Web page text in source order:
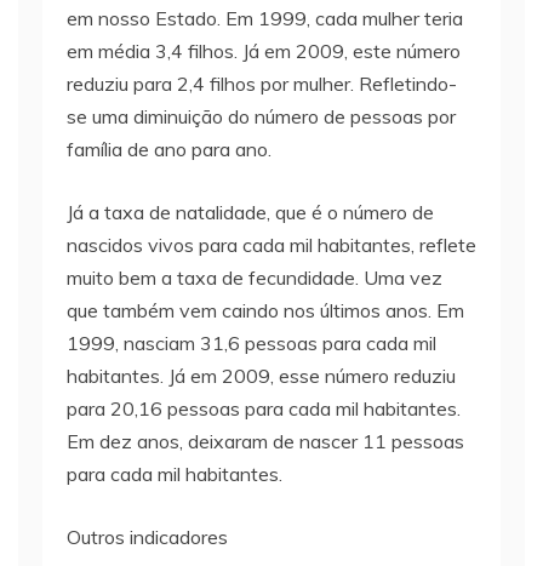
em nosso Estado. Em 1999, cada mulher teria
em média 3,4 filhos. Já em 2009, este número
reduziu para 2,4 filhos por mulher. Refletindo-
se uma diminuição do número de pessoas por
família de ano para ano.
Já a taxa de natalidade, que é o número de
nascidos vivos para cada mil habitantes, reflete
muito bem a taxa de fecundidade. Uma vez
que também vem caindo nos últimos anos. Em
1999, nasciam 31,6 pessoas para cada mil
habitantes. Já em 2009, esse número reduziu
para 20,16 pessoas para cada mil habitantes.
Em dez anos, deixaram de nascer 11 pessoas
para cada mil habitantes.
Outros indicadores